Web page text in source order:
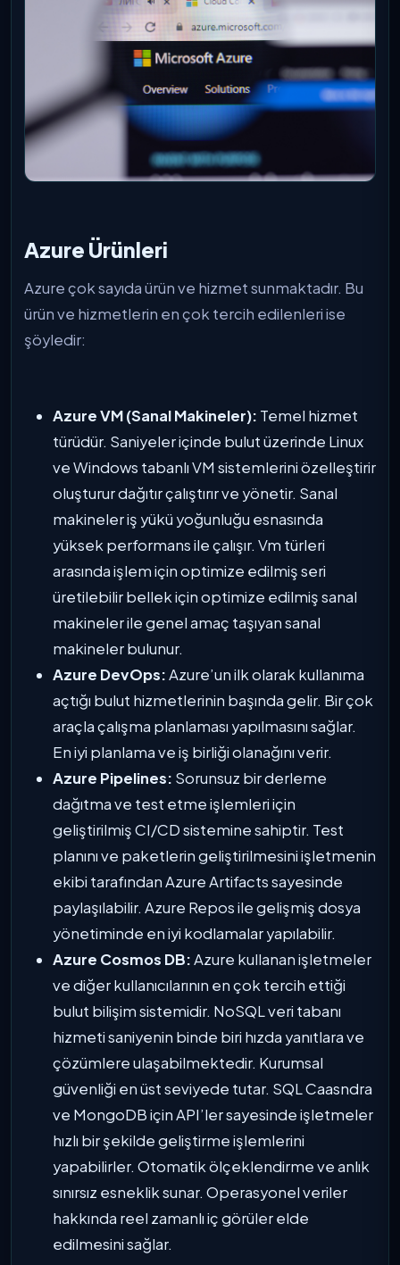
Azure Ürünleri
Azure çok sayıda ürün ve hizmet sunmaktadır. Bu
ürün ve hizmetlerin en çok tercih edilenleri ise
şöyledir:
Azure VM (Sanal Makineler): Temel hizmet
türüdür. Saniyeler içinde bulut üzerinde Linux
ve Windows tabanlı VM sistemlerini özelleştirir
oluşturur dağıtır çalıştırır ve yönetir. Sanal
makineler iş yükü yoğunluğu esnasında
yüksek performans ile çalışır. Vm türleri
arasında işlem için optimize edilmiş seri
üretilebilir bellek için optimize edilmiş sanal
makineler ile genel amaç taşıyan sanal
makineler bulunur.
Azure DevOps:Azure’un ilk olarak kullanıma
açtığı bulut hizmetlerinin başında gelir. Bir çok
araçla çalışma planlaması yapılmasını sağlar.
En iyi planlama ve iş birliği olanağını verir.
Azure Pipelines: Sorunsuz bir derleme
dağıtma ve test etme işlemleri için
geliştirilmiş CI/CD sistemine sahiptir. Test
planını ve paketlerin geliştirilmesini işletmenin
ekibi tarafından Azure Artifacts sayesinde
paylaşılabilir. Azure Repos ile gelişmiş dosya
yönetiminde en iyi kodlamalar yapılabilir.
Azure Cosmos DB:Azure kullanan işletmeler
ve diğer kullanıcılarının en çok tercih ettiği
bulut bilişim sistemidir. NoSQL veri tabanı
hizmeti saniyenin binde biri hızda yanıtlara ve
çözümlere ulaşabilmektedir. Kurumsal
güvenliği en üst seviyede tutar. SQL Caasndra
ve MongoDB için API’ler sayesinde işletmeler
hızlı bir şekilde geliştirme işlemlerini
yapabilirler. Otomatik ölçeklendirme ve anlık
sınırsız esneklik sunar. Operasyonel veriler
hakkında reel zamanlı iç görüler elde
edilmesini sağlar.